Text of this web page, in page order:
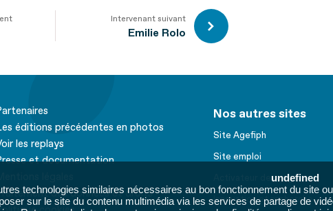
undefined
technologies similaires nécessaires au bon fonctionnement du site
sur le site du contenu multimédia via les services de partage de
Intervenant suivant
Emilie Rolo
éditions précédentes en photos
les replays
et documentation
des données et droits
Nos autres sites
Site Agefiph
Site emploi
Activateur de progrès
Innovation et recherche